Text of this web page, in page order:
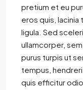
pretium et eu
eros quis, lacinia
ligula. Sed
ullamcorper,
purus turpis ut
tempus,
quis efficitur odio.